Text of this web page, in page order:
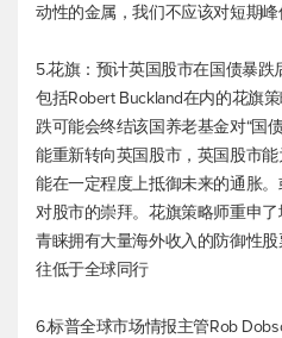
动性的金属，我们不应该对短期
5.花旗：预计英国股市在国债暴跌
包括Robert Buckland在内的花旗
跌可能会终结该国养老基金对“国
能重新转向英国股市，英国股市
能在一定程度上抵御未来的通胀
对股市的崇拜。花旗策略师重申
青睐拥有大量海外收入的防御性
往低于全球同行
6.标普全球市场情报主管Rob